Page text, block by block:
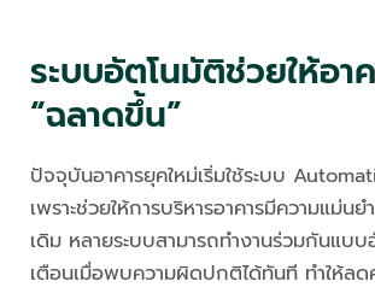
ระบบอัตโนมัติช่วยให้อา
“ฉลาดขึ้น”
ปัจจุบันอาคารยุคใหม่เริ่มใช้ระบบ
เพราะช่วยให้การบริหารอาคารมีความแม่นย
เดิม หลายระบบสามารถทำงานร่วมกันแบ
เตือนเมื่อพบความผิดปกติได้ทันที ทำให้ลด